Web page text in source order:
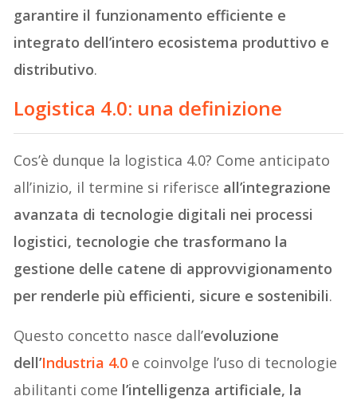
garantire il funzionamento efficiente e
integrato dell’intero ecosistema produttivo e
distributivo.
Logistica 4.0: una definizione
Cos’è dunque la logistica 4.0? Come anticipato
all’inizio, il termine si riferisce all’integrazione
avanzata di tecnologie digitali nei processi
logistici, tecnologie che trasformano la
gestione delle catene di approvvigionamento
per renderle più efficienti, sicure e sostenibili.
Questo concetto nasce dall’evoluzione
dell’Industria 4.0 e coinvolge l’uso di tecnologie
abilitanti come l’intelligenza artificiale, la